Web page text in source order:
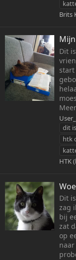
Brits
Dit
start
dit
htk
HTK
Dit
zag
bij
zat
op